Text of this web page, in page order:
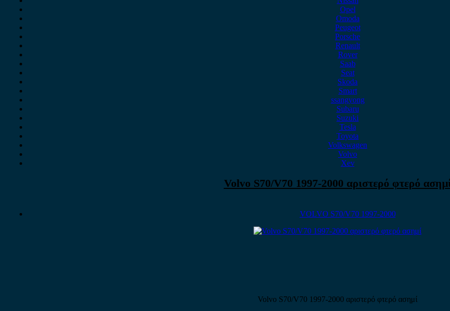
Opel
Omoda
Peugeot
Porsche
Renault
Rover
Saab
Seat
Skoda
Smart
ssangyong
Subaru
Suzuki
Tesla
Toyota
Volkswagen
Volvo
Xev
Volvo S70/V70 1997-2000 αριστερό φτερό
VOLVO S70/V70 1997-2000
Volvo S70/V70 1997-2000 αριστερό φτερό ασημί